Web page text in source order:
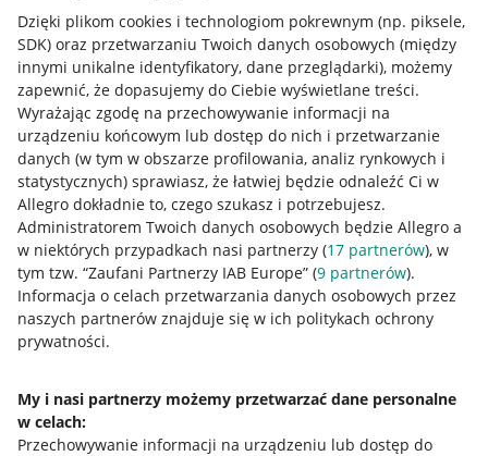
Dzięki plikom cookies i technologiom pokrewnym (np. piksele,
SDK) oraz przetwarzaniu Twoich danych osobowych (między
innymi unikalne identyfikatory, dane przeglądarki), możemy
zapewnić, że dopasujemy do Ciebie wyświetlane treści.
Wyrażając zgodę na przechowywanie informacji na
urządzeniu końcowym lub dostęp do nich i przetwarzanie
danych (w tym w obszarze profilowania, analiz rynkowych i
statystycznych) sprawiasz, że łatwiej będzie odnaleźć Ci w
Allegro dokładnie to, czego szukasz i potrzebujesz.
Administratorem Twoich danych osobowych będzie Allegro a
w niektórych przypadkach nasi partnerzy (17 partnerów), w
tym tzw. “Zaufani Partnerzy IAB Europe” (9 partnerów).
Informacja o celach przetwarzania danych osobowych przez
naszych partnerów znajduje się w ich politykach ochrony
prywatności.
My i nasi partnerzy możemy przetwarzać dane personalne
w celach:
Przechowywanie informacji na urządzeniu lub dostęp do
Przydatne informacje
Jak to działa
Napisz do nas
Allegro Gadane dla sprzedających
Allegro Gadane dla kupujących